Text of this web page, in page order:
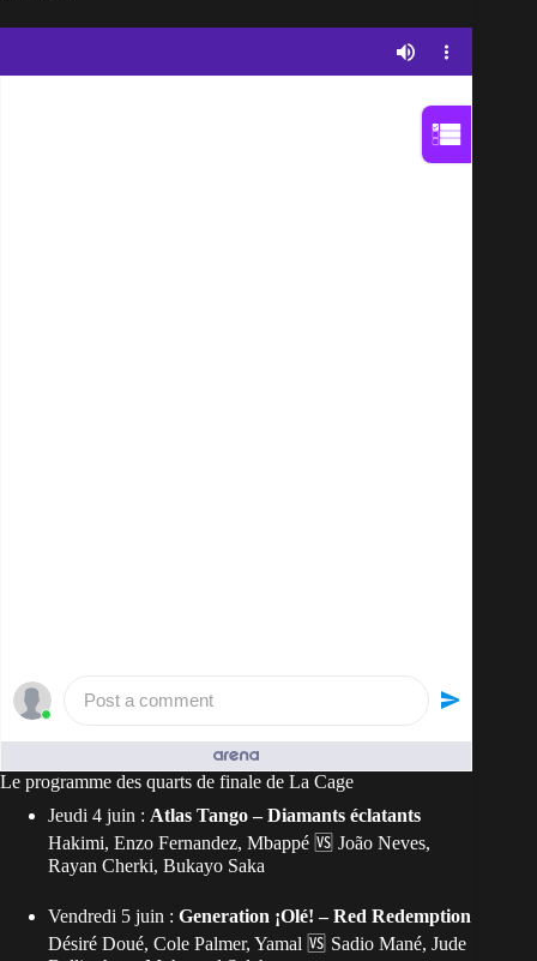
Post a comment
People who like it ()
Le programme des quarts de finale de La Cage
Jeudi 4 juin : Atlas Tango – Diamants éclatants
Hakimi, Enzo Fernandez, Mbappé 🆚 João Neves,
Rayan Cherki, Bukayo Saka
Vendredi 5 juin : Generation ¡Olé! – Red Redemption
Désiré Doué, Cole Palmer, Yamal 🆚 Sadio Mané, Jude